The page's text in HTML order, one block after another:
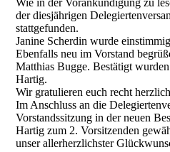
Wie in der Vorankündigung zu
der diesjährigen
stattgefunden.
Janine Scherdin wurde
Ebenfalls neu im Vorstand
Matthias Bugge. Bestätigt
Hartig.
Wir gratulieren euch recht
Im Anschluss an die
Vorstandssitzung in der neuen
Hartig zum 2. Vorsitzenden
unser allerherzlichster